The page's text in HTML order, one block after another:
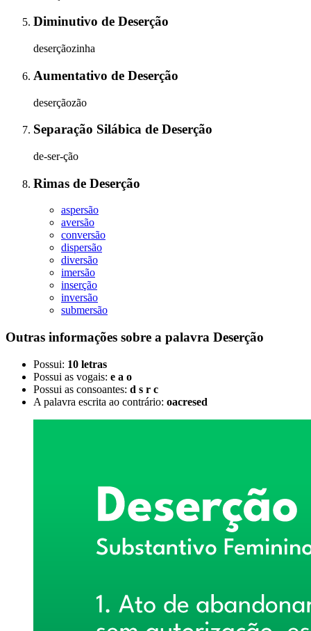
Diminutivo de Deserção
deserçãozinha
Aumentativo de Deserção
deserçãozão
Separação Silábica de Deserção
de-ser-ção
Rimas de Deserção
aspersão
aversão
conversão
dispersão
diversão
imersão
inserção
inversão
submersão
Outras informações sobre a palavra Deserção
Possui: 10 letras
Possui as vogais: e a o
Possui as consoantes: d s r c
A palavra escrita ao contrário: oacresed